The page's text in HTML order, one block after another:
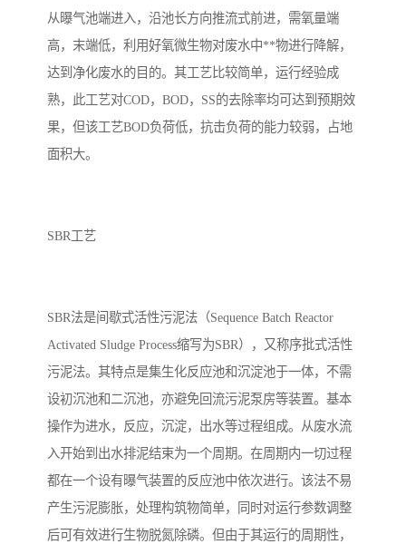
从曝气池端进入，沿池长方向推流式前进，需氧量端
高，末端低，利用好氧微生物对废水中**物进行降解，
达到净化废水的目的。其工艺比较简单，运行经验成
熟，此工艺对COD，BOD，SS的去除率均可达到预期效
果，但该工艺BOD负荷低，抗击负荷的能力较弱，占地
面积大。
SBR工艺
SBR法是间歇式活性污泥法（Sequence Batch Reactor
Activated Sludge Process缩写为SBR），又称序批式活性
污泥法。其特点是集生化反应池和沉淀池于一体，不需
设初沉池和二沉池，亦避免回流污泥泵房等装置。基本
操作为进水，反应，沉淀，出水等过程组成。从废水流
入开始到出水排泥结束为一个周期。在周期内一切过程
都在一个设有曝气装置的反应池中依次进行。该法不易
产生污泥膨胀，处理构筑物简单，同时对运行参数调整
后可有效进行生物脱氮除磷。但由于其运行的周期性，